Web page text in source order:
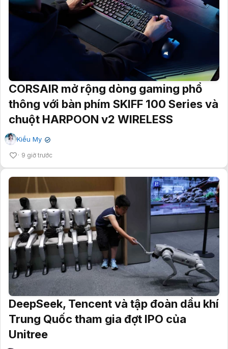
CORSAIR mở rộng dòng gaming phổ
thông với bàn phím SKIFF 100 Series và
chuột HARPOON v2 WIRELESS
Kiều My ✔
9 giờ trước
DeepSeek, Tencent và tập đoàn dầu khí
Trung Quốc tham gia đợt IPO của
Unitree